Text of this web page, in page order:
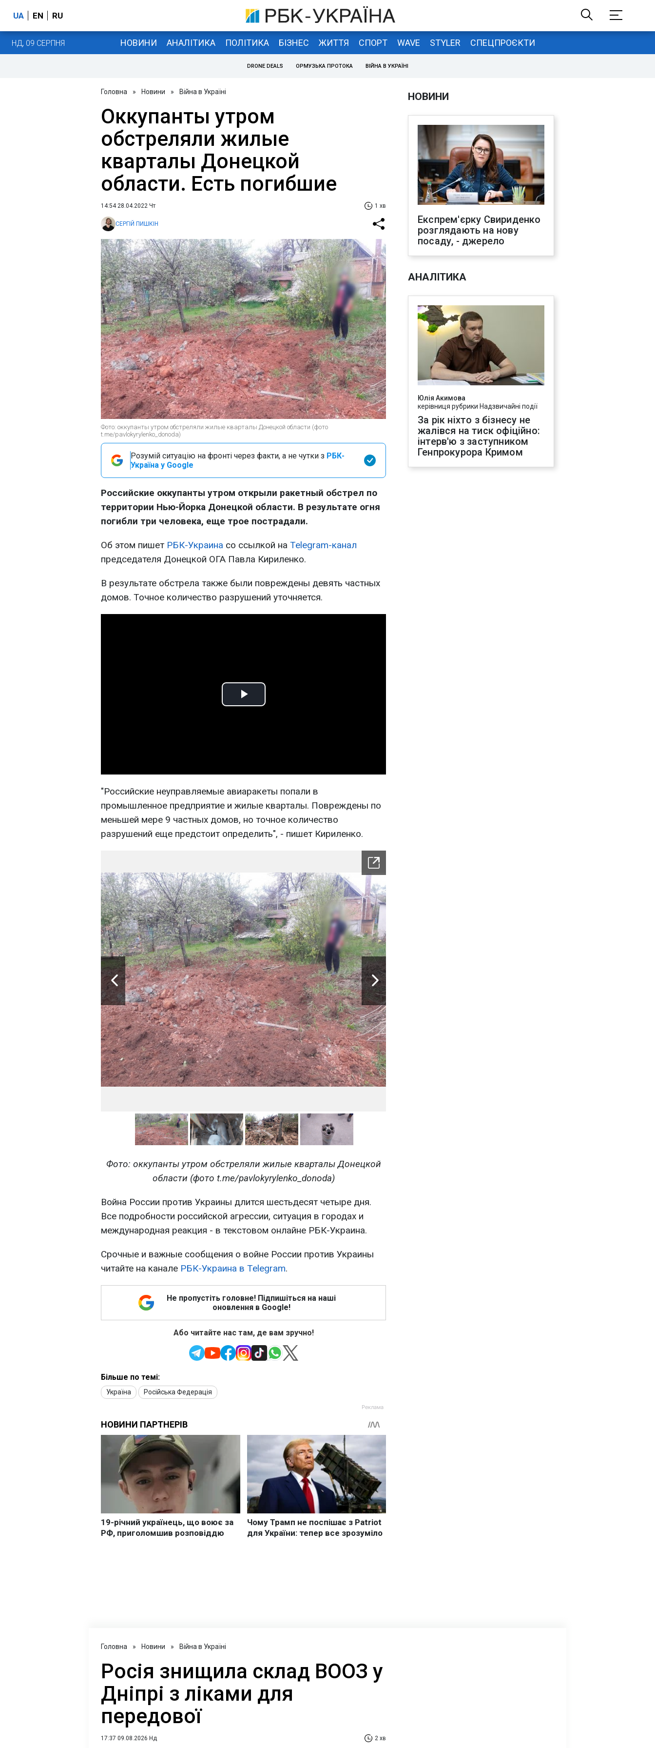
UA EN RU
НД, 09 СЕРПНЯ НОВИНИ АНАЛІТИКА ПОЛІТИКА БІЗНЕС ЖИТТЯ СПОРТ WAVE STYLER СПЕЦПРОЄКТИ
DRONE DEALS ОРМУЗЬКА ПРОТОКА ВІЙНА В УКРАЇНІ
Головна » Новини » Війна в Україні
Оккупанты утром
обстреляли жилые
кварталы Донецкой
области. Есть погибшие
14:54 28.04.2022 Чт 1 хв
СЕРГІЙ ПИШКІН
Фото: оккупанты утром обстреляли жилые кварталы Донецкой области (фото
t.me/pavlokyrylenko_donoda)
Розумій ситуацію на фронті через факти, а не чутки з РБК-
Україна у Google
Российские оккупанты утром открыли ракетный обстрел по
территории Нью-Йорка Донецкой области. В результате огня
погибли три человека, еще трое пострадали.
Об этом пишет РБК-Украина со ссылкой на Telegram-канал
председателя Донецкой ОГА Павла Кириленко.
В результате обстрела также были повреждены девять частных
домов. Точное количество разрушений уточняется.
Play
"Российские неуправляемые авиаракеты попали в
промышленное предприятие и жилые кварталы. Повреждены по
меньшей мере 9 частных домов, но точное количество
разрушений еще предстоит определить", - пишет Кириленко.
Фото: оккупанты утром обстреляли жилые кварталы Донецкой
области (фото t.me/pavlokyrylenko_donoda)
Война России против Украины длится шестьдесят четыре дня.
Все подробности российской агрессии, ситуация в городах и
международная реакция - в текстовом онлайне РБК-Украина.
Срочные и важные сообщения о войне России против Украины
читайте на канале РБК-Украина в Telegram.
Не пропустіть головне! Підпишіться на наші
оновлення в Google!
Або читайте нас там, де вам зручно!
Більше по темі:
Україна Російська Федерація
НОВИНИ
Експрем'єрку Свириденко
розглядають на нову
посаду, - джерело
АНАЛІТИКА
Юлія Акимова
керівниця рубрики Надзвичайні події
За рік ніхто з бізнесу не
жалівся на тиск офіційно:
інтерв'ю з заступником
Генпрокурора Кримом
Головна » Новини » Війна в Україні
Росія знищила склад ВООЗ у
Дніпрі з ліками для
передової
17:37 09.08.2026 Нд 2 хв